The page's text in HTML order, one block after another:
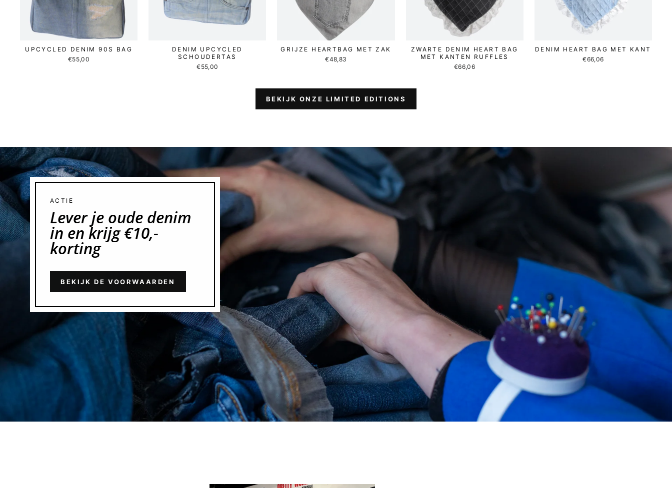
UPCYCLED DENIM 90S BAG
€55,00
DENIM UPCYCLED
SCHOUDERTAS
€55,00
GRIJZE HEARTBAG MET ZAK
€48,83
ZWARTE DENIM HEART BAG
MET KANTEN RUFFLES
€66,06
DENIM HEART BAG MET KANT
€66,06
BEKIJK ONZE LIMITED EDITIONS
ACTIE
Lever je oude denim
in en krijg €10,-
korting
BEKIJK DE VOORWAARDEN